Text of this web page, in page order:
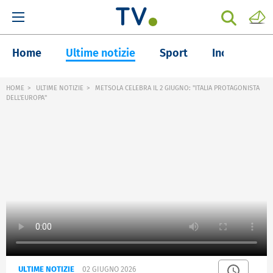
Home Ultime notizie Sport Inchieste
HOME ULTIME NOTIZIE
METSOLA CELEBRA IL 2 GIUGNO: "ITALIA PROTAGONISTA
DELL'EUROPA"
ULTIME NOTIZIE 02 GIUGNO 2026